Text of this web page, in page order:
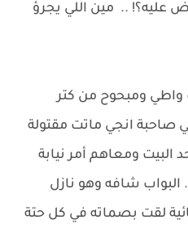
عليه؟! .. مين اللي يجرؤ
ومبحوح من كتر
صاحبة انجي ماتت مقتولة
ومعاهم أمر نيابة
شافه وهو نازل
لقت بصماته في كل حتة